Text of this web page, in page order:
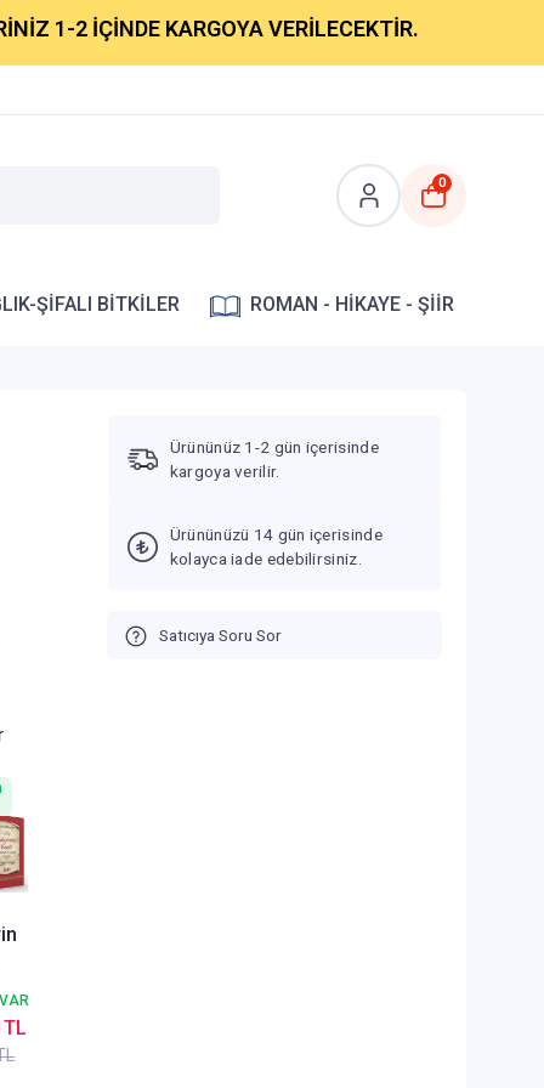
İÇİNDE KARGOYA VERİLECEKTİR.
0
ŞİFALI BİTKİLER ROMAN - HİKAYE - ŞİİR
Ürününüz 1-2 gün içerisinde
kargoya verilir.
Ürününüzü 14 gün içerisinde
kolayca iade edebilirsiniz.
Satıcıya Soru Sor